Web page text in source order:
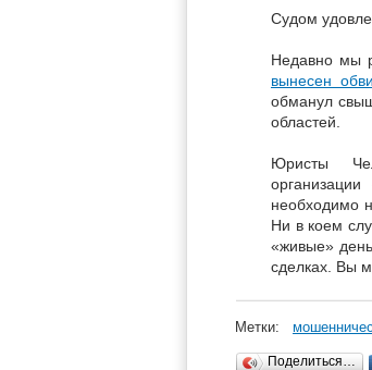
Судом
Недавно мы
вынесен
обманул
областей.
Юристы
необходимо
Ни в коем
«живые»
сделках. Вы
Метки:
Поделиться…